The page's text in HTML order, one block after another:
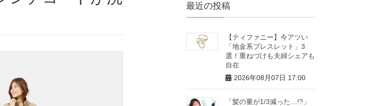
最近の投稿
【ティファニー】今アツい
「地金系ブレスレット」3
選！重ねづけも夫婦シェアも
自在
2026年08月07日 17:00
「髪の量が1/3減った…!?」